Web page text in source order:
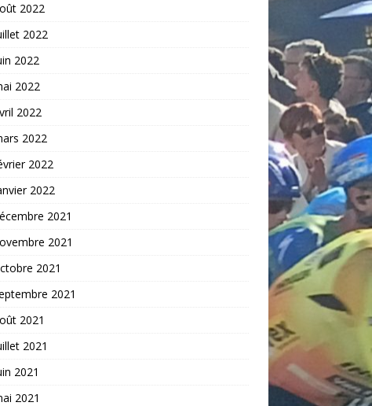
2022
2022
2022
2022
2022
2022
2022
2022
2021
2021
2021
2021
2021
2021
2021
2021